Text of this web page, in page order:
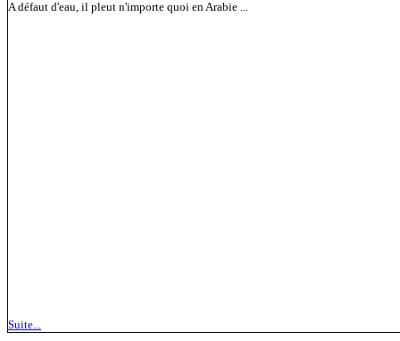
A défaut d'eau, il pleut n'importe quoi en Arabie ...
Suite...